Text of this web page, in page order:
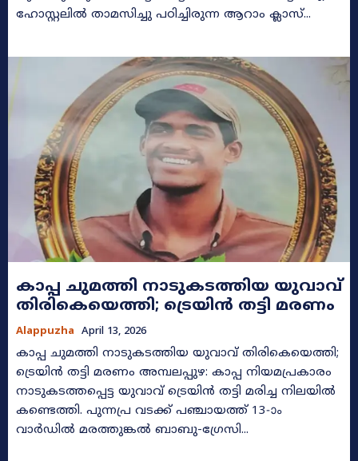
ഹോസ്റ്റലിൽ താമസിച്ചു പഠിച്ചിരുന്ന ആറാം ക്ലാസ്...
കാപ്പ ചുമത്തി നാടുകടത്തിയ യുവാവ്
തിരികെയെത്തി; ട്രെയിൻ തട്ടി മരണം
Alappuzha April 13, 2026
കാപ്പ ചുമത്തി നാടുകടത്തിയ യുവാവ് തിരികെയെത്തി;
ട്രെയിൻ തട്ടി മരണം അമ്പലപ്പുഴ: കാപ്പ നിയമപ്രകാരം
നാടുകടത്തപ്പെട്ട യുവാവ് ട്രെയിൻ തട്ടി മരിച്ച നിലയിൽ
കണ്ടെത്തി. പുന്നപ്ര വടക്ക് പഞ്ചായത്ത് 13-ാം
വാർഡിൽ മരത്തുങ്കൽ ബാബു-ഗ്രേസി...